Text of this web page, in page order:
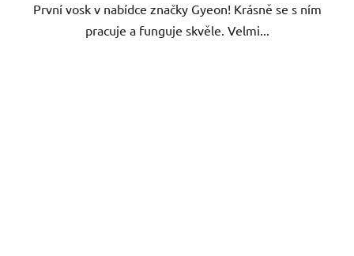
hvězdiček.
První vosk v nabídce značky Gyeon! Krásně se s ním
pracuje a funguje skvěle. Velmi...